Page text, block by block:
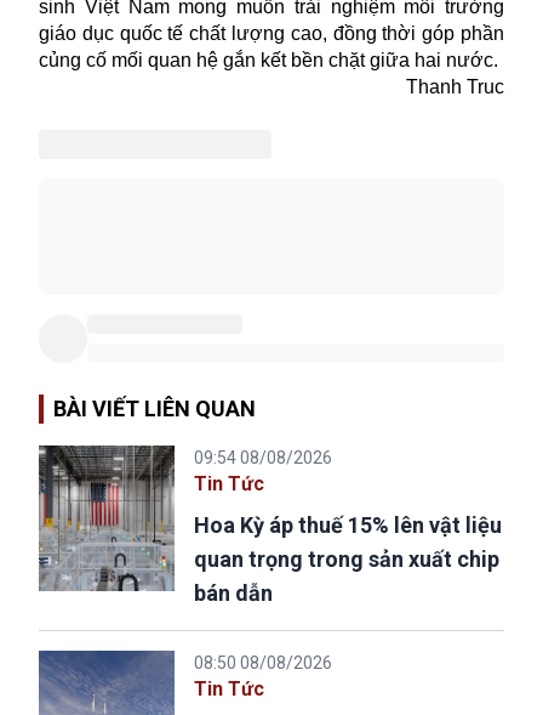
sinh Việt Nam mong muốn trải nghiệm môi trường
giáo dục quốc tế chất lượng cao, đồng thời góp phần
củng cố mối quan hệ gắn kết bền chặt giữa hai nước.
Thanh Truc
BÀI VIẾT LIÊN QUAN
09:54 08/08/2026
Tin Tức
Hoa Kỳ áp thuế 15% lên vật liệu
quan trọng trong sản xuất chip
bán dẫn
08:50 08/08/2026
Tin Tức